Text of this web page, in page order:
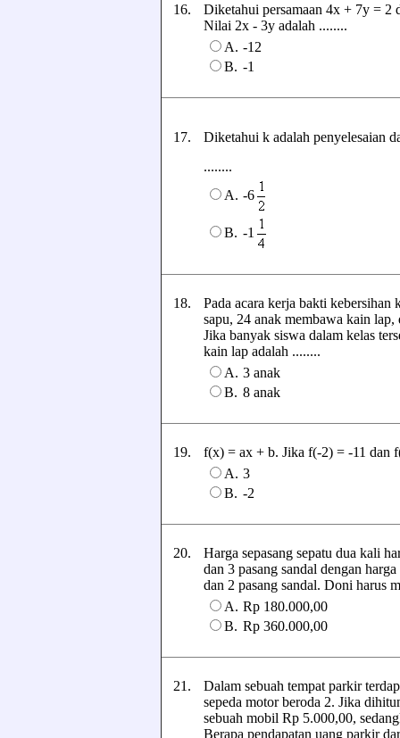
16.
Diketahui persamaan 4x + 7y = 2
Nilai 2x - 3y adalah ........
A. -12
B. -1
17.
Diketahui k adalah penyelesaian
........
A. -6
B. -1
18.
Pada acara kerja bakti kebersihan
sapu, 24 anak membawa kain
Jika banyak siswa dalam kelas
kain lap adalah ........
A. 3 anak
B. 8 anak
19.
f(x) = ax + b. Jika f(-2) = -11 dan
A. 3
B. -2
20.
Harga sepasang sepatu dua kali
dan 3 pasang sandal dengan
dan 2 pasang sandal. Doni harus
A. Rp 180.000,00
B. Rp 360.000,00
21.
Dalam sebuah tempat parkir
sepeda motor beroda 2. Jika
sebuah mobil Rp 5.000,00,
Berapa pendapatan uang parkir